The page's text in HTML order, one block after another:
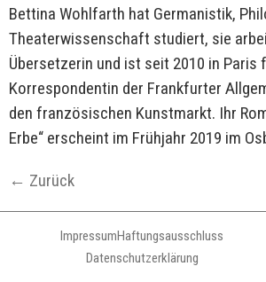
Bettina Wohlfarth hat Germanistik,
Theaterwissenschaft studiert, sie
Übersetzerin und ist seit 2010 in Paris
Korrespondentin der Frankfurter
den französischen Kunstmarkt. Ihr
Erbe“ erscheint im Frühjahr 2019 im
← Zurück
ImpressumHaftungsausschluss
Datenschutzerklärung